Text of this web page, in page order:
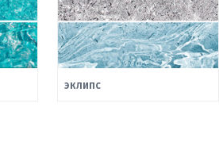
эклипс